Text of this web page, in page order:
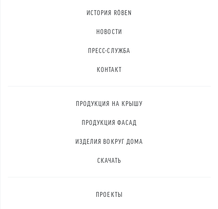
ИСТОРИЯ RÖBEN
НОВОСТИ
ПРЕСС-СЛУЖБА
КОНТАКТ
ПРОДУКЦИЯ НА КРЫШУ
ПРОДУКЦИЯ ФАСАД
ИЗДЕЛИЯ ВОКРУГ ДОМА
СКАЧАТЬ
ПРОЕКТЫ